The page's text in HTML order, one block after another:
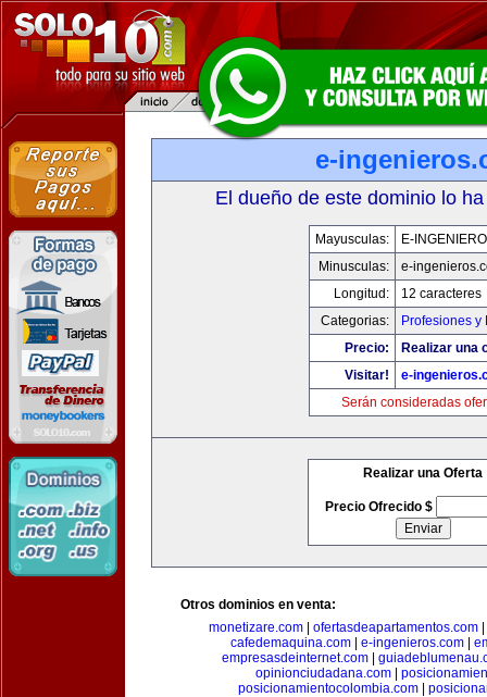
e-
El dueño de este dominio lo
Mayusculas:
E-
Minusculas:
e-
Longitud:
12 caracteres
Categorias:
Profesiones y
Precio:
Realizar una
Visitar!
e-
Serán consideradas
Realizar una Oferta
Precio Ofrecido $
Otros dominios en venta:
monetizare.com
ofertasdeapartamentos.com
cafedemaquina.com
e-ingenieros.com
empresasdeinternet.com|
opinionciudadana.com
posicionamientocolombia.com|